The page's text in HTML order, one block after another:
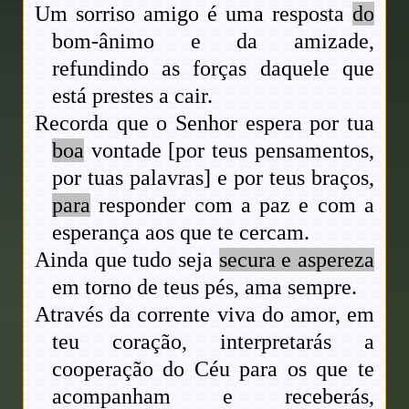
Um sorriso amigo é uma resposta do
bom-ânimo e da amizade,
refundindo as forças daquele que
está prestes a cair.
Recorda que o Senhor espera por tua
boa vontade [por teus pensamentos,
por tuas palavras] e por teus braços,
para responder com a paz e com a
esperança aos que te cercam.
Ainda que tudo seja secura e aspereza
em torno de teus pés, ama sempre.
Através da corrente viva do amor, em
teu coração, interpretarás a
cooperação do Céu para os que te
acompanham e receberás,